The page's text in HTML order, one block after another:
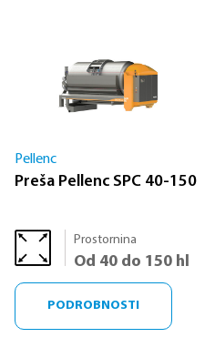
Pellenc
Preša Pellenc SPC 40-150
Prostornina
Od 40 do 150 hl
PODROBNOSTI